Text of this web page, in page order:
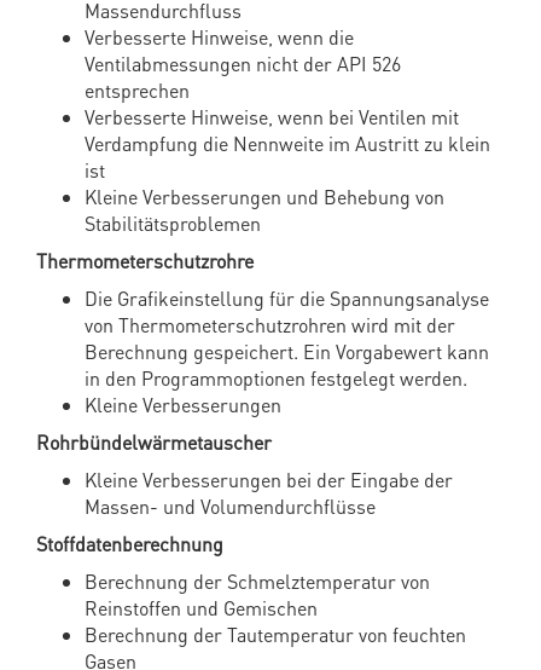
Massendurchfluss
Verbesserte Hinweise, wenn die
Ventilabmessungen nicht der API 526
entsprechen
Verbesserte Hinweise, wenn bei Ventilen mit
Verdampfung die Nennweite im Austritt zu klein
ist
Kleine Verbesserungen und Behebung von
Stabilitätsproblemen
Thermometerschutzrohre
Die Grafikeinstellung für die Spannungsanalyse
von Thermometerschutzrohren wird mit der
Berechnung gespeichert. Ein Vorgabewert kann
in den Programmoptionen festgelegt werden.
Kleine Verbesserungen
Rohrbündelwärmetauscher
Kleine Verbesserungen bei der Eingabe der
Massen- und Volumendurchflüsse
Stoffdatenberechnung
Berechnung der Schmelztemperatur von
Reinstoffen und Gemischen
Berechnung der Tautemperatur von feuchten
Gasen